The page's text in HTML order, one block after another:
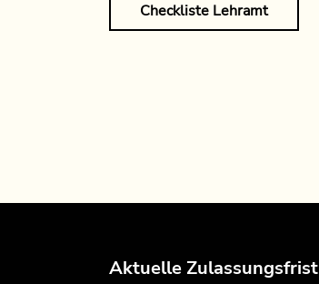
Checkliste Lehramt
Aktuelle Zulassungsfrist